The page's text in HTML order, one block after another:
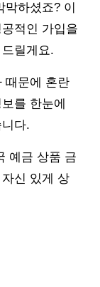
막하셨죠? 이
적인 가입을
릴게요.
때문에 혼란
를 한눈에
다.
예금 상품 금
신 있게 상